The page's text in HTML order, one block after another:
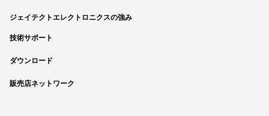
ジェイテクトエレクトロニクスの強み
技術サポート
ダウンロード
販売店ネットワーク